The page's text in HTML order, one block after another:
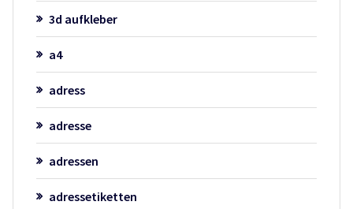
3d aufkleber
a4
adress
adresse
adressen
adressetiketten